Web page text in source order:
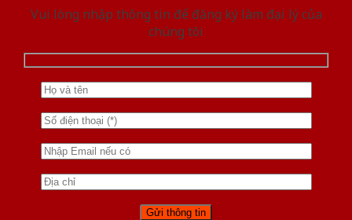
Vui lòng nhập thông tin để đăng ký làm đại lý của
chúng tôi